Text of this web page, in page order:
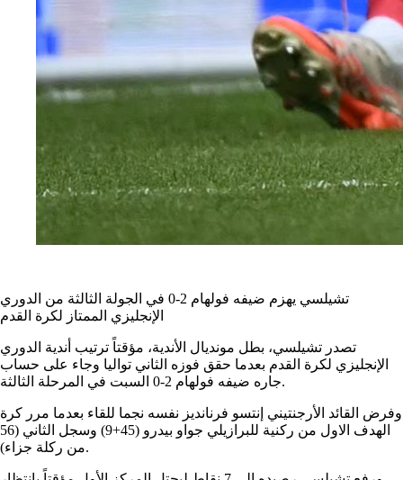
تشيلسي يهزم ضيفه فولهام 2-0 في الجولة الثالثة من الدوري
الإنجليزي الممتاز لكرة القدم
تصدر تشيلسي، بطل مونديال الأندية، مؤقتاً ترتيب أندية الدوري
الإنجليزي لكرة القدم بعدما حقق فوزه الثاني تواليا وجاء على حساب
جاره ضيفه فولهام 2-0 السبت في المرحلة الثالثة.
وفرض القائد الأرجنتيني إنتسو فرنانديز نفسه نجما للقاء بعدما مرر كرة
الهدف الاول من ركنية للبرازيلي جواو بيدرو (45+9) وسجل الثاني (56
من ركلة جزاء).